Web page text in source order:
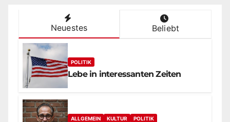
Neuestes Beliebt
POLITIK
Lebe in interessanten Zeiten
ALLGEMEIN KULTUR POLITIK